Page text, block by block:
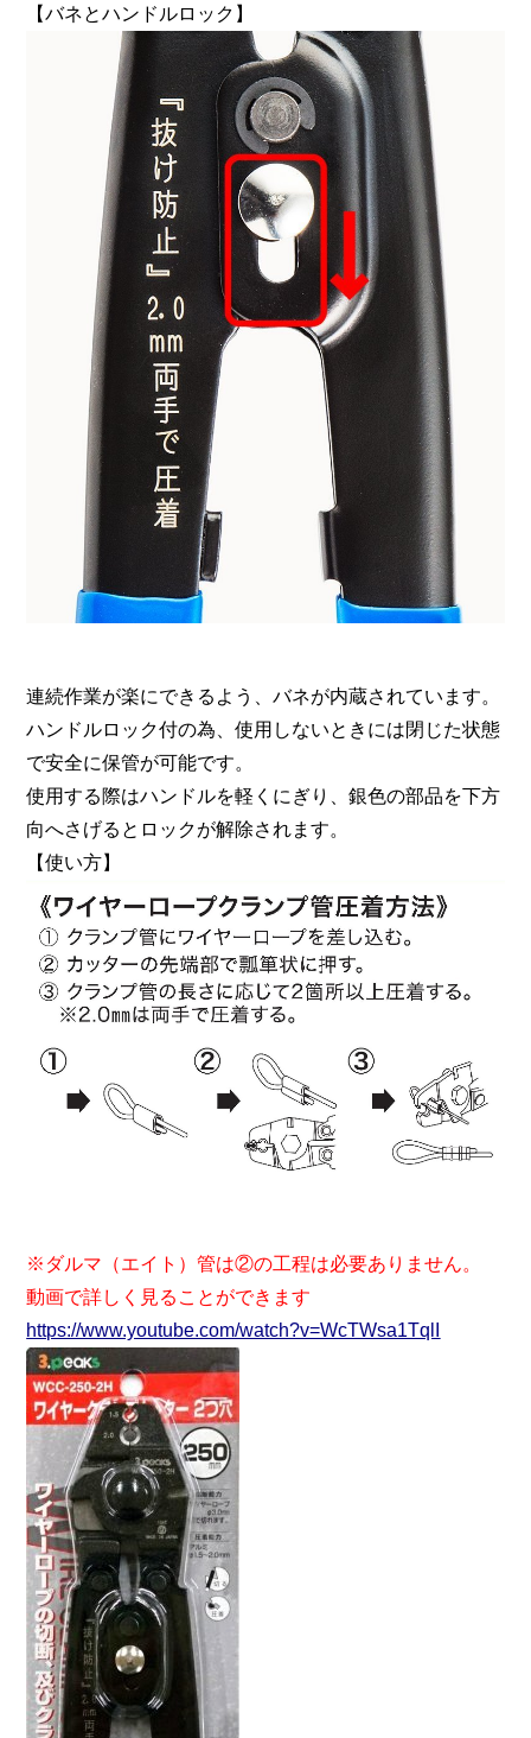
【バネとハンドルロック】
連続作業が楽にできるよう、バネが内蔵されています。
ハンドルロック付の為、使用しないときには閉じた状態
で安全に保管が可能です。
使用する際はハンドルを軽くにぎり、銀色の部品を下方
向へさげるとロックが解除されます。
【使い方】
※ダルマ（エイト）管は②の工程は必要ありません。
動画で詳しく見ることができます
https://www.youtube.com/watch?v=WcTWsa1TqlI